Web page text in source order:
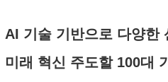
AI 기술 기반으로 다양한
미래 혁신 주도할 100대